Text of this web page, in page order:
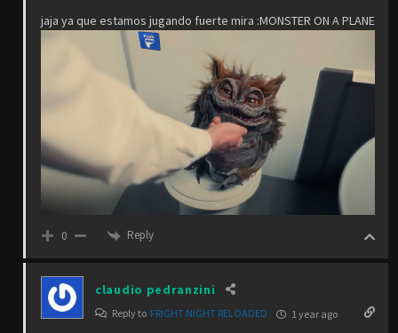
jaja ya que estamos jugando fuerte mira :MONSTER ON A PLANE
0 Reply
claudio pedranzini
Reply to FRIGHT NIGHT RELOADED 1 year ago